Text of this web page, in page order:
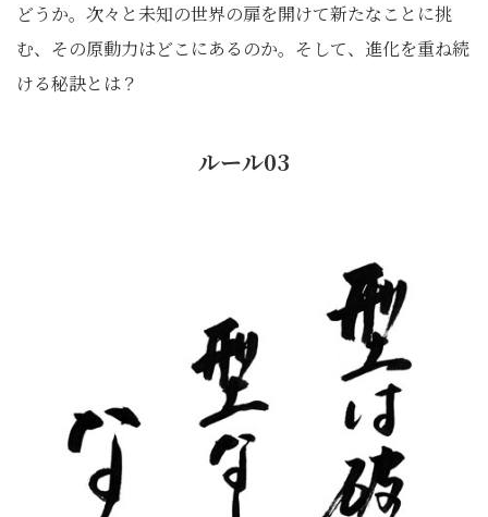
どうか。次々と未知の世界の扉を開けて新たなことに挑
む、その原動力はどこにあるのか。そして、進化を重ね続
ける秘訣とは？
ルール03